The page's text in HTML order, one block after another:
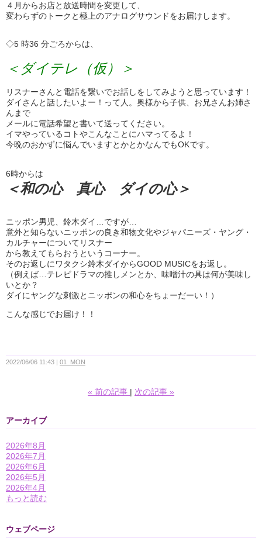
４月からお店と放送時間を変更して、
変わらずのトークと極上のアナログサウンドをお届けします。
◇5 時36 分ごろからは、
＜ダイテレ（仮）＞
リスナーさんと電話を繋いでお話しをしてみようと思っています！
ダイさんと話したいよー！って人。奥様から子供、お兄さんお姉さ
んまで
メールに電話希望と書いて送ってください。
イマやっているコトやこんなことにハマってるよ！
今晩のおかずに悩んでいますとかとかなんでもOKです。
6時からは
＜和の心 真心 ダイの心＞
ニッポン男児、鈴木ダイ…ですが…
意外と知らないニッポンの良き和物文化やジャパニーズ・ヤング・
カルチャーについてリスナー
から教えてもらおうというコーナー。
そのお返しにワタクシ鈴木ダイからGOOD MUSICをお返し。
（例えば…テレビドラマの推しメンとか、味噌汁の具は何が美味し
いとか？
ダイにヤングな刺激とニッポンの和心をちょーだーい！）
こんな感じでお届け！！
2022/06/06 11:43 01_MON
« 前の記事 次の記事 »
アーカイブ
2026年8月
2026年7月
2026年6月
2026年5月
2026年4月
もっと読む
ウェブページ